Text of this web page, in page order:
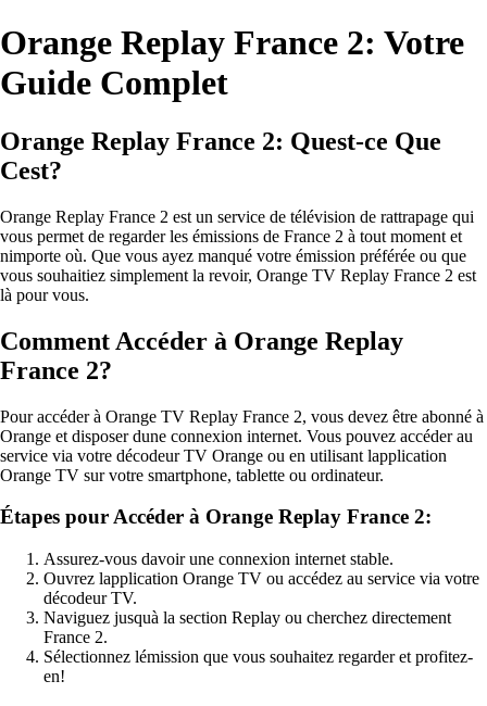
Orange Replay France 2: Votre
Guide Complet
Orange Replay France 2: Quest-ce Que
Cest?
Orange Replay France 2 est un service de télévision de rattrapage qui
vous permet de regarder les émissions de France 2 à tout moment et
nimporte où. Que vous ayez manqué votre émission préférée ou que
vous souhaitiez simplement la revoir, Orange TV Replay France 2 est
là pour vous.
Comment Accéder à Orange Replay
France 2?
Pour accéder à Orange TV Replay France 2, vous devez être abonné à
Orange et disposer dune connexion internet. Vous pouvez accéder au
service via votre décodeur TV Orange ou en utilisant lapplication
Orange TV sur votre smartphone, tablette ou ordinateur.
Étapes pour Accéder à Orange Replay France 2:
Assurez-vous davoir une connexion internet stable.
Ouvrez lapplication Orange TV ou accédez au service via votre
décodeur TV.
Naviguez jusquà la section Replay ou cherchez directement
France 2.
Sélectionnez lémission que vous souhaitez regarder et profitez-
en!